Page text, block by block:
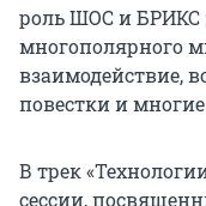
роль ШОС и БРИКС
многополярного
взаимодействие,
повестки и
В трек
сессии,